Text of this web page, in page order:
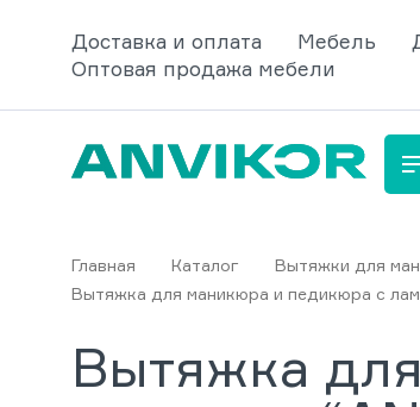
Доставка и оплата Мебель
Оптовая продажа мебели
Главная Каталог
Вытяжки для
Вытяжка для маникюра и педикюра с
Вытяжка